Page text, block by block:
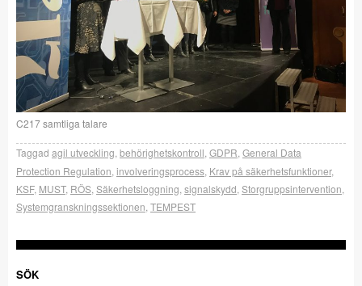
C217 samtliga talare
Taggad agil utveckling behörighetskontroll GDPR General Data
Protection Regulation involveringsprocess Krav på säkerhetsfunktioner,
KSF, MUST, RÖS Säkerhetsloggning signalskydd Storgruppsintervention
Systemgranskningssektionen TEMPEST
SÖK